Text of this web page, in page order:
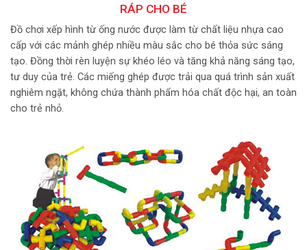
RÁP CHO BÉ
Đồ chơi xếp hình từ ống nước được làm từ chất liệu nhựa cao
cấp với các mảnh ghép nhiều màu sắc cho bé thỏa sức sáng
tạo. Đồng thời rèn luyện sự khéo léo và tăng khả năng sáng tạo,
tư duy của trẻ. Các miếng ghép được trải qua quá trình sản xuất
nghiêm ngặt, không chứa thành phẩm hóa chất độc hại, an toàn
cho trẻ nhỏ.